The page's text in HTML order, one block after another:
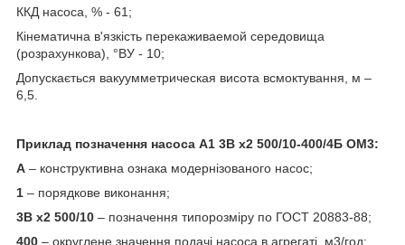
ККД насоса, % - 61;
Кінематична в'язкість перекаживаемой середовища
(розрахункова), °ВУ - 10;
Допускається вакуумметрическая висота всмоктування, м –
6,5.
Приклад позначення насоса А1 3В х2 500/10-400/4Б ОМ3:
А – конструктивна ознака модернізованого насос;
1 – порядкове виконання;
3В х2 500/10 – позначення типорозміру по ГОСТ 20883-88;
400 – округлене значення подачі насоса в агрегаті, м3/год;